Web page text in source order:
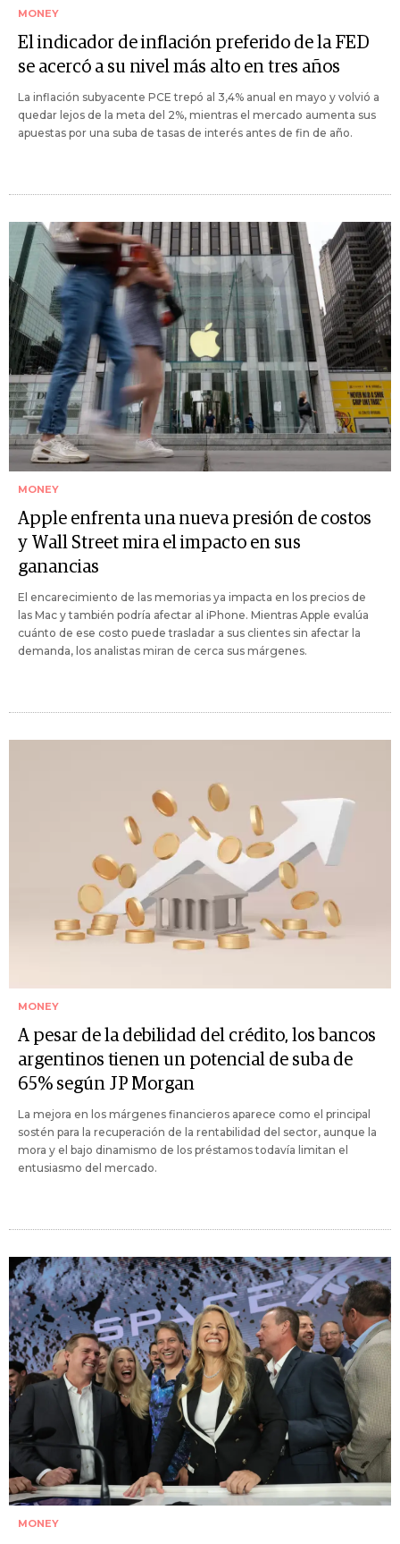
MONEY
El indicador de inflación preferido de la FED
se acercó a su nivel más alto en tres años
La inflación subyacente PCE trepó al 3,4% anual en mayo y volvió a
quedar lejos de la meta del 2%, mientras el mercado aumenta sus
apuestas por una suba de tasas de interés antes de fin de año.
MONEY
Apple enfrenta una nueva presión de costos
y Wall Street mira el impacto en sus
ganancias
El encarecimiento de las memorias ya impacta en los precios de
las Mac y también podría afectar al iPhone. Mientras Apple evalúa
cuánto de ese costo puede trasladar a sus clientes sin afectar la
demanda, los analistas miran de cerca sus márgenes.
MONEY
A pesar de la debilidad del crédito, los bancos
argentinos tienen un potencial de suba de
65% según JP Morgan
La mejora en los márgenes financieros aparece como el principal
sostén para la recuperación de la rentabilidad del sector, aunque la
mora y el bajo dinamismo de los préstamos todavía limitan el
entusiasmo del mercado.
MONEY